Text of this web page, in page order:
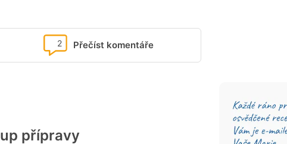
Přečíst komentáře
2
přípravy